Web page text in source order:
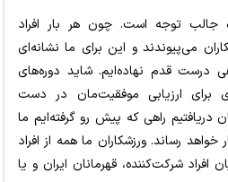
جالب توجه است. چون هر بار افراد
می‌پیوندند و این برای ما نشانه‌ای
درست قدم نهاده‌ایم. شاید دوره‌های
برای ارزیابی موفقیت‌مان در دست
دریافتیم راهی که پیش رو گرفته‌ایم ما
خواهد رساند. ورزشکاران ما همه از افراد
شرکت‌کننده، قهرمانان ایران و یا